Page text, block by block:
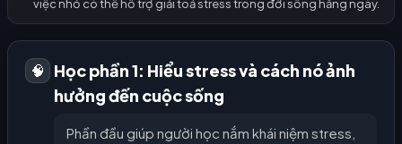
việc nhỏ có thể hỗ trợ giải toả stress trong đời sống hằng ngày.
🧠
Học phần 1: Hiểu stress và cách nó ảnh
hưởng đến cuộc sống
Phần đầu giúp người học nắm khái niệm stress,